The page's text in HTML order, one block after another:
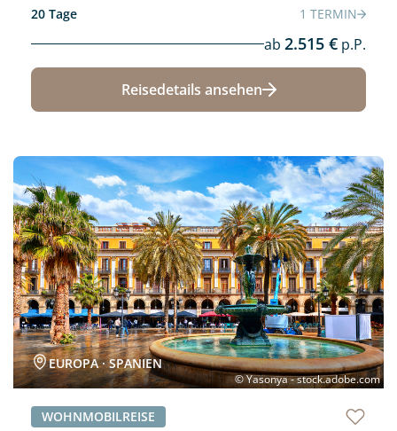
20 Tage
1 TERMIN
ab 2.515 € p.P.
Reisedetails ansehen
Neu
© Yasonya - stock.adobe.com
EUROPA · SPANIEN
WOHNMOBILREISE